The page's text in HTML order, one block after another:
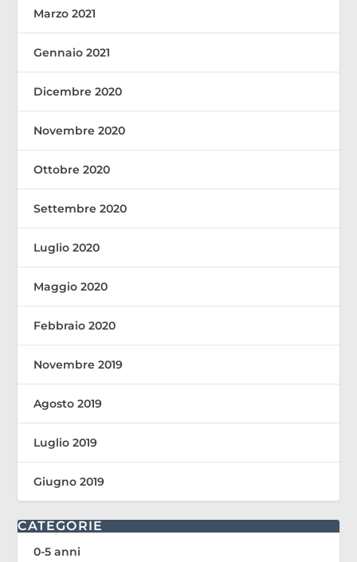
Marzo 2021
Gennaio 2021
Dicembre 2020
Novembre 2020
Ottobre 2020
Settembre 2020
Luglio 2020
Maggio 2020
Febbraio 2020
Novembre 2019
Agosto 2019
Luglio 2019
Giugno 2019
CATEGORIE
0-5 anni